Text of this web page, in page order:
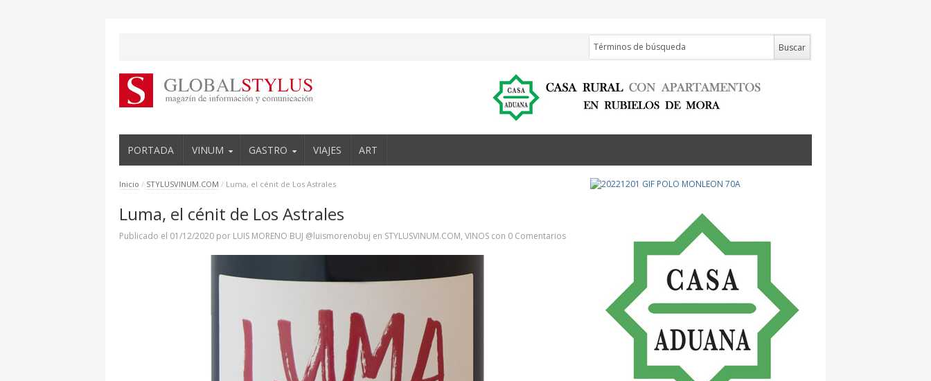
PORTADA VINUM GASTRO VIAJES ART
Inicio / STYLUSVINUM.COM / Luma, el cénit de Los Astrales
Luma, el cénit de Los Astrales
Publicado el 01/12/2020 por LUIS MORENO BUJ @luismorenobuj en STYLUSVINUM.COM, VINOS con 0 Comentarios